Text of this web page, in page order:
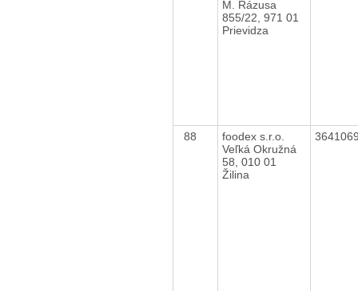
M. Rázusa
855/22, 971 01
Prievidza
88
foodex s.r.o.
Veľká Okružná
58, 010 01
Žilina